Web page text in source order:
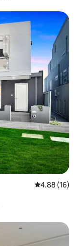
Calificación
4.88 (16)